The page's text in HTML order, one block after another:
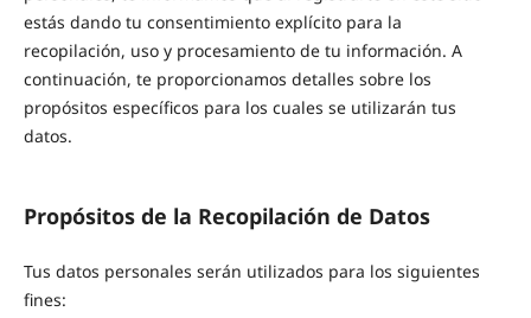
estás dando tu consentimiento explícito para la
recopilación, uso y procesamiento de tu información. A
continuación, te proporcionamos detalles sobre los
propósitos específicos para los cuales se utilizarán tus
datos.
Propósitos de la Recopilación de Datos
Tus datos personales serán utilizados para los siguientes
fines: